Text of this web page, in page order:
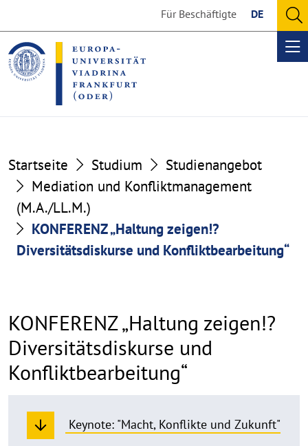
the
content
section
the
footer
section
Für Beschäftigte DE
Startseite Studium
Studienangebot
Mediation und Konfliktmanagement
(M.A./LL.M.)
KONFERENZ „Haltung zeigen!?
Diversitätsdiskurse und Konfliktbearbeitung“
KONFERENZ „Haltung zeigen!?
Diversitätsdiskurse und
Konfliktbearbeitung“
Keynote: "Macht, Konflikte und Zukunft"